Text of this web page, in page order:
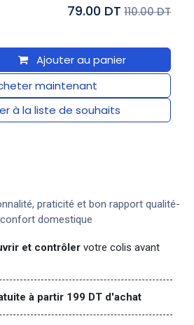
Ajouter au panier
maintenant
à la liste de souhaits
79.00 DT 110.00 DT
praticité et bon rapport qualité-
domestique
et contrôler votre colis avant
à partir 199 DT d'achat